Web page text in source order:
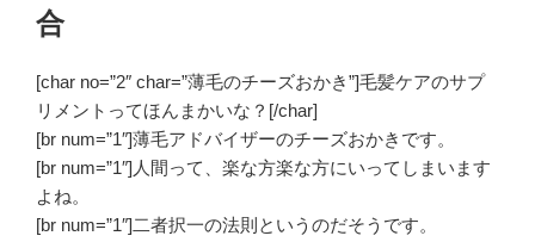
合
[char no=”2″ char=”薄毛のチーズおかき”]毛髪ケアのサプ
リメントってほんまかいな？[/char]
[br num=”1″]薄毛アドバイザーのチーズおかきです。
[br num=”1″]人間って、楽な方楽な方にいってしまいます
よね。
[br num=”1″]二者択一の法則というのだそうです。